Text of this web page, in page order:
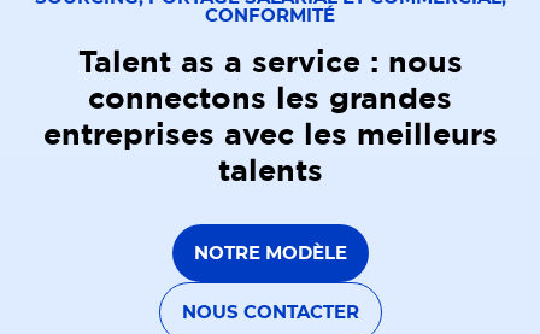
CONFORMITÉ
Talent as a service : nous
connectons les grandes
entreprises avec les meilleurs
talents
NOTRE MODÈLE
NOUS CONTACTER